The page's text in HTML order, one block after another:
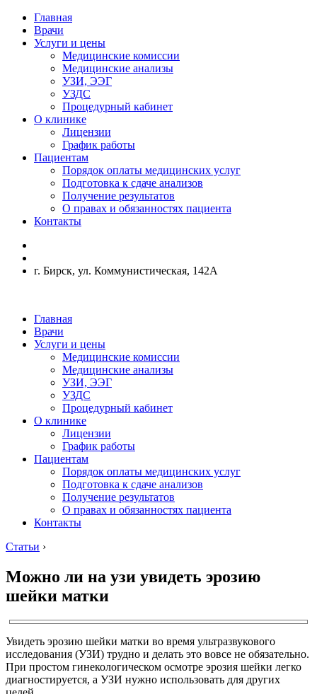
Главная
Врачи
Услуги и цены
Медицинские комиссии
Медицинские анализы
УЗИ, ЭЭГ
УЗДС
Процедурный кабинет
О клинике
Лицензии
График работы
Пациентам
Порядок оплаты медицинских услуг
Подготовка к сдаче анализов
Получение результатов
О правах и обязанностях пациента
Контакты
г. Бирск, ул. Коммунистическая, 142А
Главная
Врачи
Услуги и цены
Медицинские комиссии
Медицинские анализы
УЗИ, ЭЭГ
УЗДС
Процедурный кабинет
О клинике
Лицензии
График работы
Пациентам
Порядок оплаты медицинских услуг
Подготовка к сдаче анализов
Получение результатов
О правах и обязанностях пациента
Контакты
Статьи ›
Можно ли на узи увидеть эрозию
шейки матки
Увидеть эрозию шейки матки во время ультразвукового
исследования (УЗИ) трудно и делать это вовсе не обязательно.
При простом гинекологическом осмотре эрозия шейки легко
диагностируется, а УЗИ нужно использовать для других